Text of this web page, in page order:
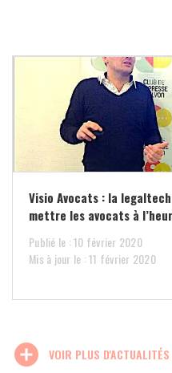
Visio Avocats : la
mettre les avocats à
Publié le : 10 février 2020
Mis à jour le : 11 février 2020
add_circle VOIR PLUS D'ACTUALITÉS